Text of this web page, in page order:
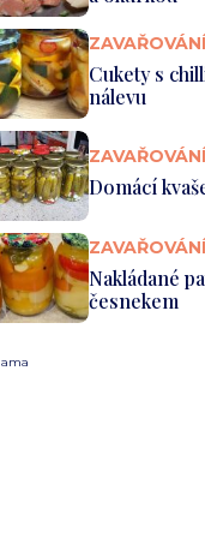
ZAVAŘOVÁNÍ
Cukety s
nálevu
ZAVAŘOVÁNÍ
Domácí
ZAVAŘOVÁNÍ
Nakládané
česnekem